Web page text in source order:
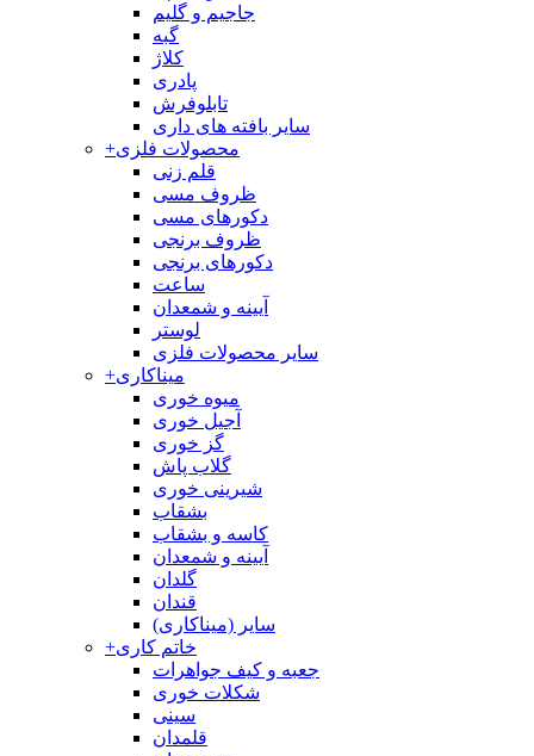
جاجیم و گلیم
گبه
کلاژ
پادری
تابلوفرش
سایر بافته های داری
+محصولات فلزی
قلم زنی
ظروف مسی
دکورهای مسی
ظروف برنجی
دکورهای برنجی
ساعت
آیینه و شمعدان
لوستر
سایر محصولات فلزی
+میناکاری
میوه خوری
آجیل خوری
گز خوری
گلاب پاش
شیرینی خوری
بشقاب
کاسه و بشقاب
آیینه و شمعدان
گلدان
قندان
سایر (میناکاری)
+خاتم کاری
جعبه و کیف جواهرات
شکلات خوری
سینی
قلمدان